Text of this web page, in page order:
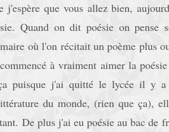
j'espère que vous allez bien,
Quand on dit poésie on pense
où l'on récitait un poème plus
à vraiment aimer la
puisque j'ai quitté le lycée il y
du monde, (rien que ça),
De plus j'ai eu poésie au bac de